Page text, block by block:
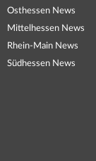
Osthessen News
Mittelhessen News
Rhein-Main News
Südhessen News